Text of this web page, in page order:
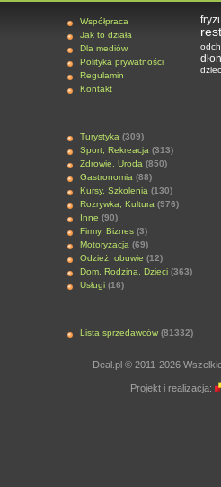
Współpraca
Jak to działa
Dla mediów
Polityka prywatności
Regulamin
Kontakt
Turystyka (309)
Sport, Rekreacja (313)
Zdrowie, Uroda (850)
Gastronomia (88)
Kursy, Szkolenia (130)
Rozrywka, Kultura (976)
Inne (90)
Firmy, Biznes (3)
Motoryzacja (69)
Odzież, obuwie (12)
Dom, Rodzina, Dzieci (363)
Usługi (16)
Lista sprzedawców (81332)
Deal.pl © 2011-2026
Projekt i realizacja: